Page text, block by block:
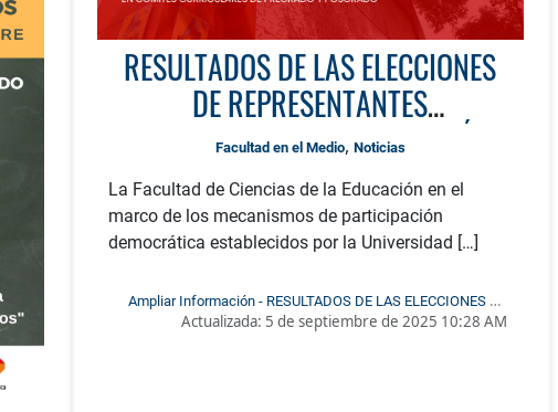
RESULTADOS DE LAS ELECCIONES
DE REPRESENTANTES
ESTUDIANTILES A LOS COMITÉS
CURRICULARES DE PREGRADO Y
POSGRADO
Facultad en el Medio, Noticias
La Facultad de Ciencias de la Educación en el
marco de los mecanismos de participación
democrática establecidos por la Universidad […]
Ampliar Información - RESULTADOS DE LAS ELECCIONES DE
REPRESENTANTES ESTUDIANTILES A LOS COMITÉS
Actualizada: 5 de septiembre de 2025 10:28 AM